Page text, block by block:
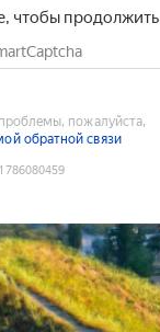
чтобы продолжить
пожалуйста,
обратной связи
1786080459